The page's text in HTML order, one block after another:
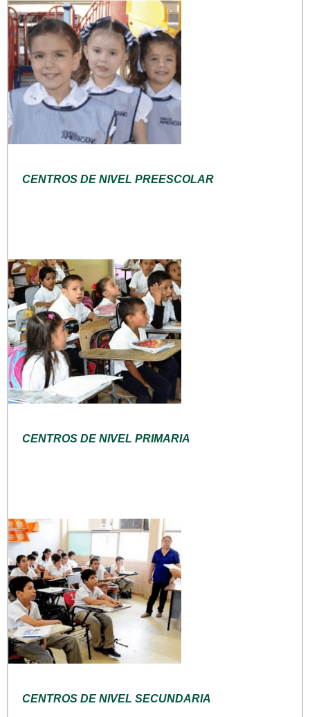
CENTROS DE NIVEL PREESCOLAR
CENTROS DE NIVEL PRIMARIA
CENTROS DE NIVEL SECUNDARIA